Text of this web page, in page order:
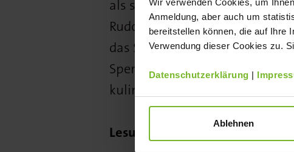
Wir verwenden Cookies, um
Anmeldung, aber auch um
bereitstellen können, die auf Ihre
Verwendung dieser Cookies zu.
Datenschutzerklärung |
Ablehnen
als sich für die Seenotrettung
Rudolf, Friesenkrone-
das Sponsoring. „Da sich die
Spenden finanzieren, leisten
kulinarisch als auch finanziell.“
Lesung mit Schauspieler